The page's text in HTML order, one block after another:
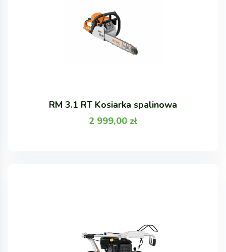
RM 3.1 RT Kosiarka spalinowa
2 999,00 zł